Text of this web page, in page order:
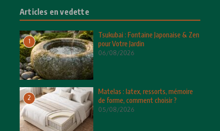
Articles en vedette
1
Tsukubai : Fontaine Japonaise & Zen
pour Votre Jardin
06/08/2026
2
Matelas : latex, ressorts, mémoire
de forme, comment choisir ?
05/08/2026